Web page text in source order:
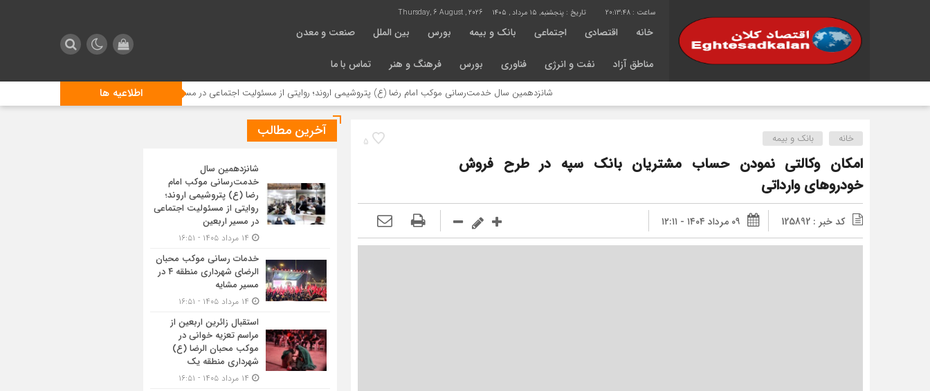
20:13:48 تاریخ : پنجشنبه, ۱۵ مرداد , ۱۴۰۵ Thursday, 6 August , 2026
خانه اقتصادی اجتماعی بانک و بیمه بورس بین الملل صنعت و معدن
مناطق آزاد نفت و انرژی فناوری بورس فرهنگ و هنر تماس با ما
اطلاعیه ها شانزدهمین سال خدمت‌رسانی موکب امام رضا (ع) پتروشیمی اروند؛ روایتی از مسئولیت اجتماعی در مسیر اربعین خدمات رسانی موکب محبان الرضای شهرداری منطقه ۴
5 خانه بانک و بیمه
امکان وکالتی نمودن حساب مشتریان بانک سپه در طرح فروش
خودروهای وارداتی
کد خبر : 125892 ۰۹ مرداد ۱۴۰۴ - ۱۲:۱۱
آخرین مطالب
شانزدهمین سال
خدمت‌رسانی موکب امام
رضا (ع) پتروشیمی اروند؛
روایتی از مسئولیت اجتماعی
در مسیر اربعین
خدمات رسانی موکب محبان
الرضای شهرداری منطقه ۴ در
مسیر مشایه
استقبال زائرین اربعین از
مراسم تعزیه خوانی در
موکب محبان الرضا (ع)
شهرداری منطقه یک